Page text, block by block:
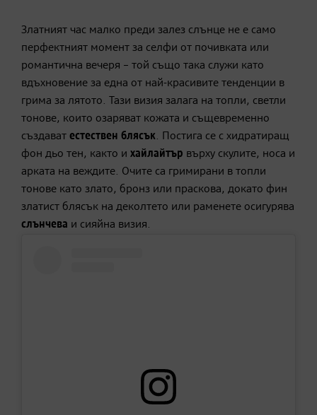
Златният час малко преди залез слънце не е само
перфектният момент за селфи от почивката или
романтична вечеря – той също така служи като
вдъхновение за една от най-красивите тенденции в
грима за лятото. Тази визия залага на топли, светли
тонове, които озаряват кожата и същевременно
създават естествен блясък. Постига се с хидратиращ
фон дьо тен, както и хайлайтър върху скулите, носа и
арката на веждите. Очите са гримирани в топли
тонове като злато, бронз или праскова, докато фин
златист блясък на деколтето или раменете осигурява
слънчева и сияйна визия.